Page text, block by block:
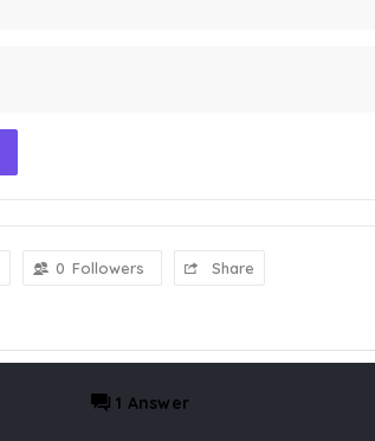
0 Followers Share
1 Answer